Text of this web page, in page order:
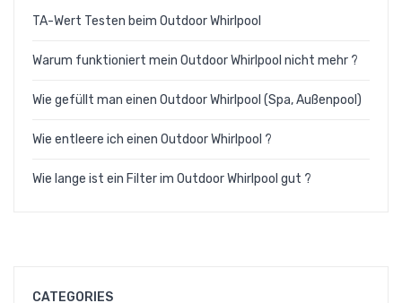
TA-Wert Testen beim Outdoor Whirlpool
Warum funktioniert mein Outdoor Whirlpool nicht mehr ?
Wie gefüllt man einen Outdoor Whirlpool (Spa, Außenpool)
Wie entleere ich einen Outdoor Whirlpool ?
Wie lange ist ein Filter im Outdoor Whirlpool gut ?
CATEGORIES